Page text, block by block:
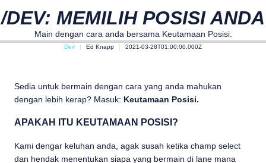
/DEV: MEMILIH POSISI ANDA
Main dengan cara anda bersama Keutamaan Posisi.
Dev Ed Knapp 2021-03-28T01:00:00.000Z
Sedia untuk bermain dengan cara yang anda mahukan
dengan lebih kerap? Masuk: Keutamaan Posisi.
APAKAH ITU KEUTAMAAN POSISI?
Kami dengar keluhan anda, agak susah ketika champ select
dan hendak menentukan siapa yang bermain di lane mana